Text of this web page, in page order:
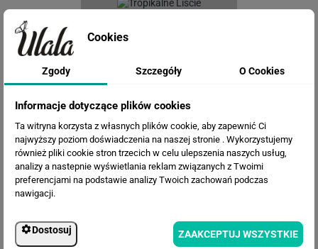
Fototapeta Kwiaty i motyle
Cookies
Zgody Szczegóły O Cookies
Informacje dotyczące plików cookies
Ta witryna korzysta z własnych plików cookie, aby zapewnić Ci
najwyższy poziom doświadczenia na naszej stronie . Wykorzystujemy
również pliki cookie stron trzecich w celu ulepszenia naszych usług,
analizy a nastepnie wyświetlania reklam związanych z Twoimi
preferencjami na podstawie analizy Twoich zachowań podczas
nawigacji.
Dostosuj ZAAKCEPTUJ WSZYSTKIE